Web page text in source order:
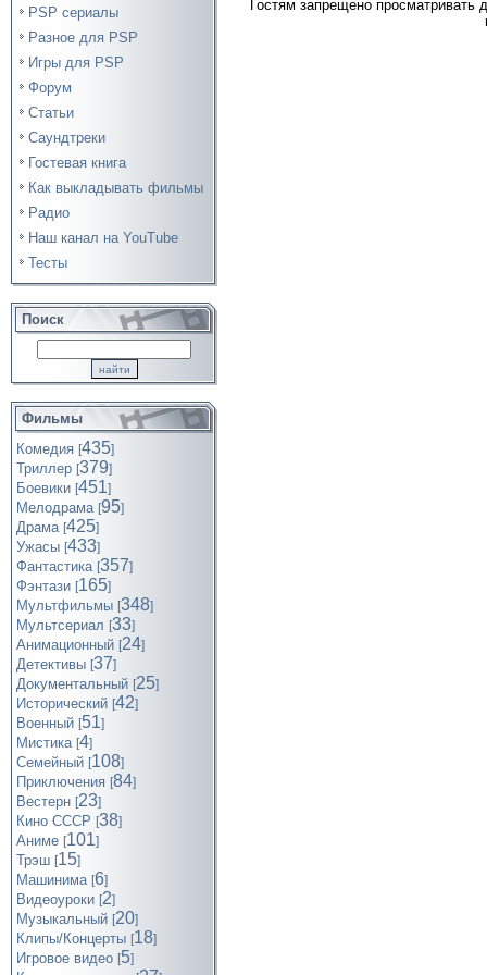
PSP сериалы
Разное для PSP
Игры для PSP
Форум
Статьи
Саундтреки
Гостевая книга
Как выкладывать фильмы
Радио
Наш канал на YouTube
Тесты
Поиск
Фильмы
Комедия [435]
Триллер [379]
Боевики [451]
Мелодрама [95]
Драма [425]
Ужасы [433]
Фантастика [357]
Фэнтази [165]
Мультфильмы [348]
Мультсериал [33]
Анимационный [24]
Детективы [37]
Документальный [25]
Исторический [42]
Военный [51]
Мистика [4]
Семейный [108]
Приключения [84]
Вестерн [23]
Кино СССР [38]
Аниме [101]
Трэш [15]
Машинима [6]
Видеоуроки [2]
Музыкальный [20]
Клипы/Концерты [18]
Игровое видео [5]
Гостям запрещено просматривать